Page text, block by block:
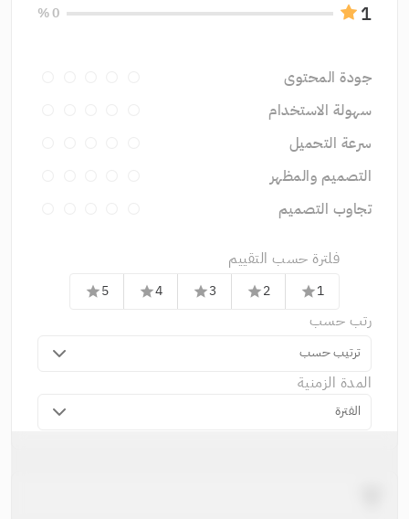
1
0 %
جودة المحتوى
سهولة الاستخدام
سرعة التحميل
التصميم والمظهر
تجاوب التصميم
فلترة حسب التقييم
1
star
2
star
3
star
4
star
5
star
رتب حسب
ترتيب حسب
المدة الزمنية
الفترة